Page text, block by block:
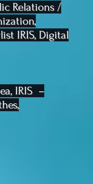
Relations /
IRIS, Digital
IRIS –